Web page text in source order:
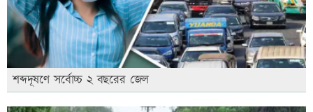
শব্দদূষণে সর্বোচ্চ ২ বছরের জেল